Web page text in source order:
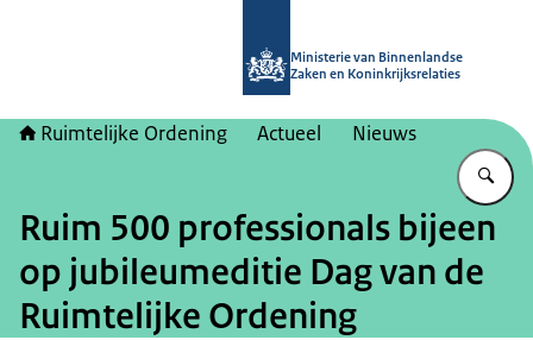
Ministerie van Binnenlandse
Zaken en Koninkrijksrelaties
Ruimtelijke Ordening Actueel Nieuws
Ruim 500 professionals bijeen
op jubileumeditie Dag van de
Ruimtelijke Ordening